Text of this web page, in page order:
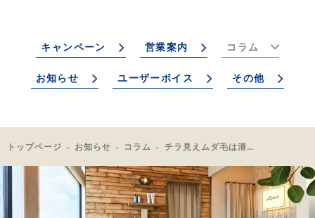
キャンペーン 営業案内 コラム
お知らせ ユーザーボイス その他
トップページ お知らせ コラム チラ見えムダ毛は清潔感DOWN